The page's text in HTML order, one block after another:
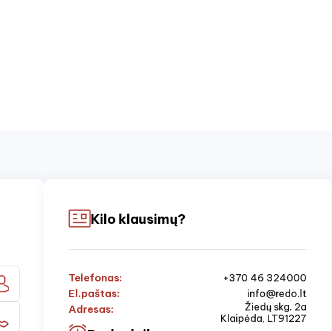
Kilo klausimų?
Telefonas: +370 46 324000
El.paštas: info@redo.lt
Adresas:
Žiedų skg. 2a
Klaipėda, LT91227